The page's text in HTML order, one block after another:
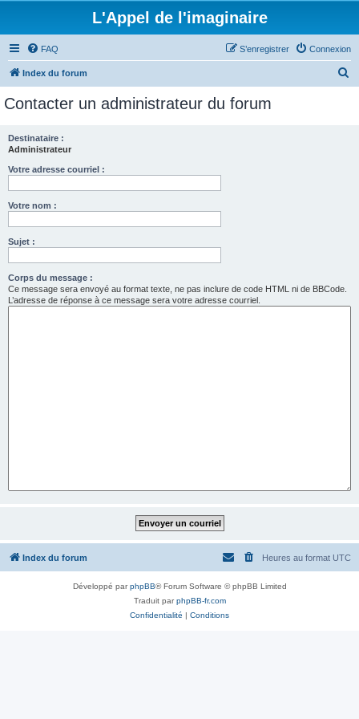
L'Appel de l'imaginaire
FAQ Connexion
S’enregistrer
Index du forum
Contacter un administrateur du forum
Destinataire :
Administrateur
Votre adresse courriel :
Votre nom :
Sujet :
Corps du message :
Ce message sera envoyé au format texte, ne pas inclure de code HTML ni de BBCode.
L’adresse de réponse à ce message sera votre adresse courriel.
Index du forum Heures au format UTC
Développé parphpBB® Forum Software © phpBB Limited
Traduit parphpBB-fr.com
Confidentialité | Conditions